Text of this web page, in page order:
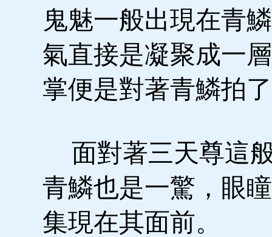
鬼魅一般出現在青
氣直接是凝聚成一
掌便是對著青鱗拍
面對著三天尊這
青鱗也是一驚，眼
集現在其面前。